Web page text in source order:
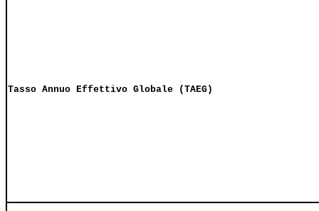
Tasso Annuo Effettivo Globale (TAEG)